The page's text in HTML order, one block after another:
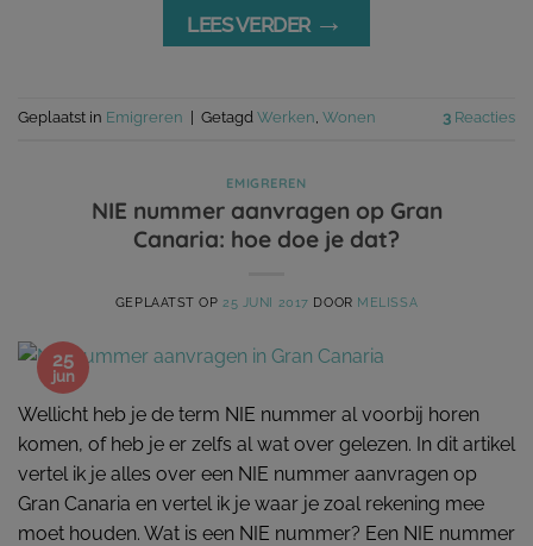
LEES VERDER →
Geplaatst in Emigreren Getagd Werken Wonen 3 Reacties
EMIGREREN
NIE nummer aanvragen op Gran
Canaria: hoe doe je dat?
GEPLAATST OP25 JUNI 2017 DOOR MELISSA
25
jun
Wellicht heb je de term NIE nummer al voorbij horen
komen, of heb je er zelfs al wat over gelezen. In dit artikel
vertel ik je alles over een NIE nummer aanvragen op
Gran Canaria en vertel ik je waar je zoal rekening mee
moet houden. Wat is een NIE nummer? Een NIE nummer